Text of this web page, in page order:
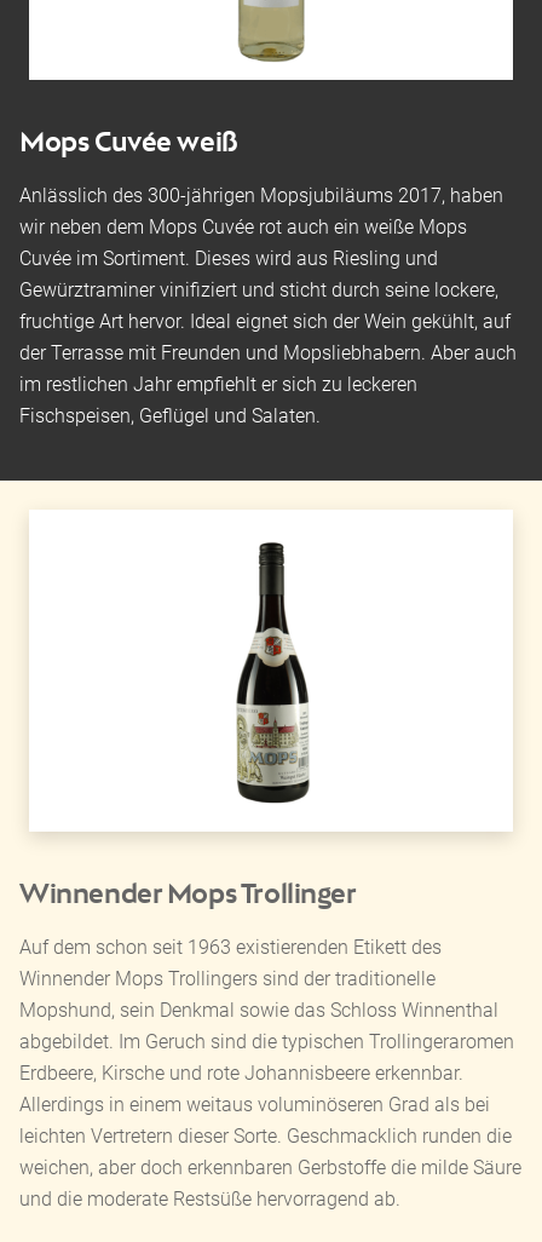
Mops Cuvée weiß
Anlässlich des 300-jährigen Mopsjubiläums 2017, haben
wir neben dem Mops Cuvée rot auch ein weiße Mops
Cuvée im Sortiment. Dieses wird aus Riesling und
Gewürztraminer vinifiziert und sticht durch seine lockere,
fruchtige Art hervor. Ideal eignet sich der Wein gekühlt, auf
der Terrasse mit Freunden und Mopsliebhabern. Aber auch
im restlichen Jahr empfiehlt er sich zu leckeren
Fischspeisen, Geflügel und Salaten.
Winnender Mops Trollinger
Auf dem schon seit 1963 existierenden Etikett des
Winnender Mops Trollingers sind der traditionelle
Mopshund, sein Denkmal sowie das Schloss Winnenthal
abgebildet. Im Geruch sind die typischen Trollingeraromen
Erdbeere, Kirsche und rote Johannisbeere erkennbar.
Allerdings in einem weitaus voluminöseren Grad als bei
leichten Vertretern dieser Sorte. Geschmacklich runden die
weichen, aber doch erkennbaren Gerbstoffe die milde Säure
und die moderate Restsüße hervorragend ab.